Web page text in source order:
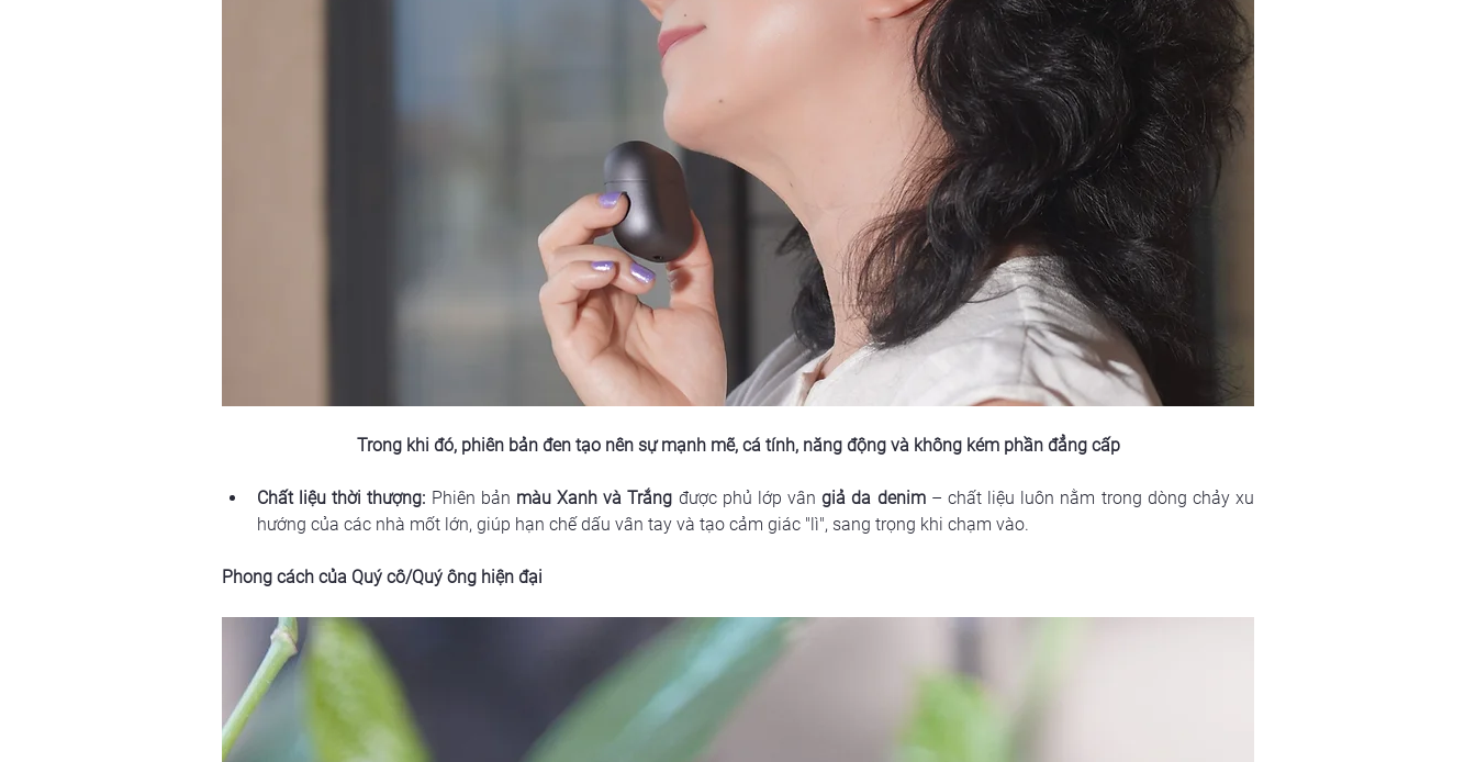
Trong khi đó, phiên bản đen tạo nên sự mạnh mẽ, cá tính, năng động và không kém phần đẳng cấp
Chất liệu thời thượng: Phiên bản màu Xanh và Trắng được phủ lớp vân giả da denim – chất liệu luôn nằm trong dòng chảy xu
hướng của các nhà mốt lớn, giúp hạn chế dấu vân tay và tạo cảm giác "lì", sang trọng khi chạm vào.
Phong cách của Quý cô/Quý ông hiện đại